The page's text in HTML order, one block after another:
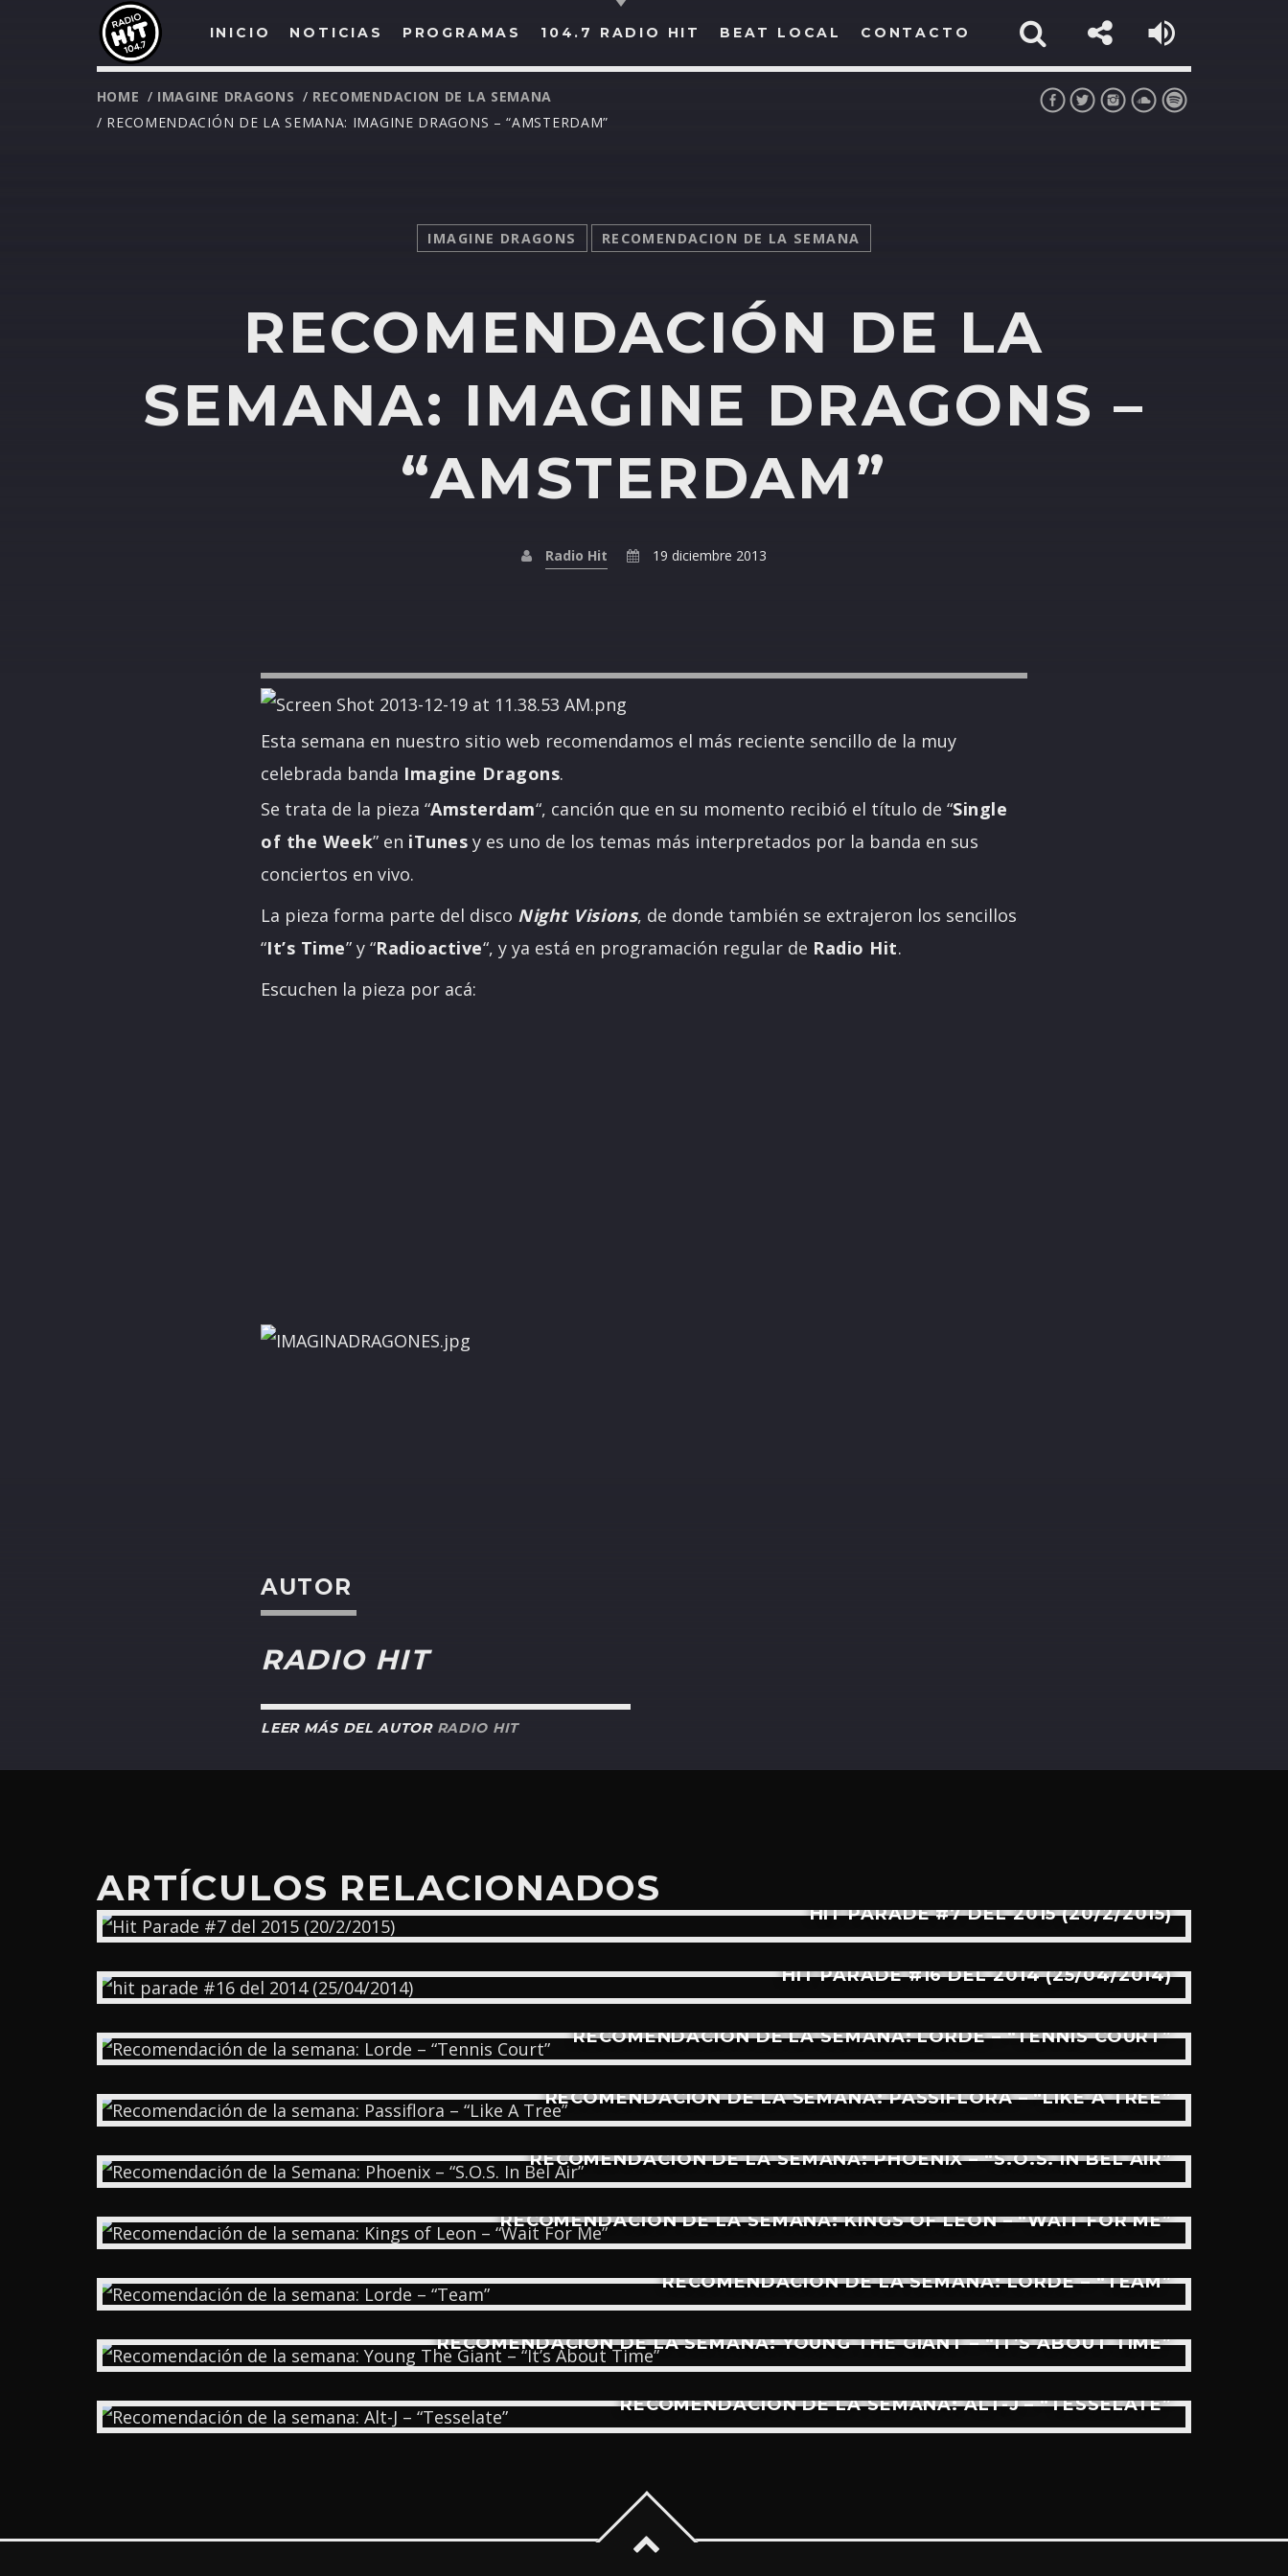
INICIO NOTICIAS PROGRAMAS 104.7 RADIO HIT BEAT LOCAL CONTACTO
BUSCAR EN RADIO HIT
COMPARTE EN...
Whatsapp
HOME / IMAGINE DRAGONS / RECOMENDACION DE LA SEMANA
/ RECOMENDACIÓN DE LA SEMANA: IMAGINE DRAGONS – “AMSTERDAM”
IMAGINE DRAGONS RECOMENDACION DE LA SEMANA
RECOMENDACIÓN DE LA
SEMANA: IMAGINE DRAGONS –
“AMSTERDAM”
Radio Hit 19 diciembre 2013
Esta semana en nuestro sitio web recomendamos el más reciente sencillo de la muy
celebrada banda Imagine Dragons.
Se trata de la pieza “Amsterdam“, canción que en su momento recibió el título de “Single
of the Week” en iTunes y es uno de los temas más interpretados por la banda en sus
conciertos en vivo.
La pieza forma parte del disco Night Visions, de donde también se extrajeron los sencillos
“It’s Time” y “Radioactive“, y ya está en programación regular de Radio Hit.
Escuchen la pieza por acá:
AUTOR
RADIO HIT
LEER MÁS DEL AUTOR RADIO HIT
ARTÍCULOS RELACIONADOS
HIT PARADE #7 DEL 2015 (20/2/2015)
HIT PARADE #16 DEL 2014 (25/04/2014)
RECOMENDACIÓN DE LA SEMANA: LORDE – “TENNIS COURT”
RECOMENDACIÓN DE LA SEMANA: PASSIFLORA – “LIKE A TREE”
RECOMENDACIÓN DE LA SEMANA: PHOENIX – “S.O.S. IN BEL AIR”
RECOMENDACIÓN DE LA SEMANA: KINGS OF LEON – “WAIT FOR ME”
RECOMENDACIÓN DE LA SEMANA: LORDE – “TEAM”
RECOMENDACIÓN DE LA SEMANA: YOUNG THE GIANT – “IT’S ABOUT TIME”
RECOMENDACIÓN DE LA SEMANA: ALT-J – “TESSELATE”